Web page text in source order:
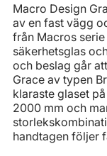
Macro Design
av en fast vägg
från Macros
säkerhetsglas
och beslag går
Grace av typen
klaraste glaset
2000 mm och
handtagen följer